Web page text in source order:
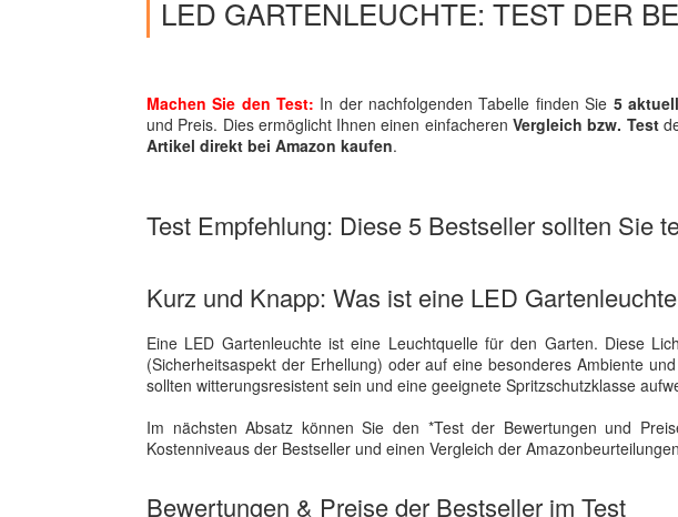
LED GARTENLEUCHTE: TEST DER
Machen Sie den Test: In der nachfolgenden Tabelle finden Sie 5
und Preis. Dies ermöglicht Ihnen einen einfacherenVergleich bzw. Test
Artikel direkt bei Amazon kaufen.
Test Empfehlung: Diese 5 Bestseller sollten Sie
Kurz und Knapp: Was ist eine LED
Eine LED Gartenleuchte ist eine Leuchtquelle für den Garten. Diese
(Sicherheitsaspekt der Erhellung) oder auf eine besonderes Ambiente
sollten witterungsresistent sein und eine geeignete Spritzschutzklasse
Im nächsten Absatz können Sie den *Test der Bewertungen und
Kostenniveaus der Bestseller und einen Vergleich der
Bewertungen & Preise der Bestseller im Test